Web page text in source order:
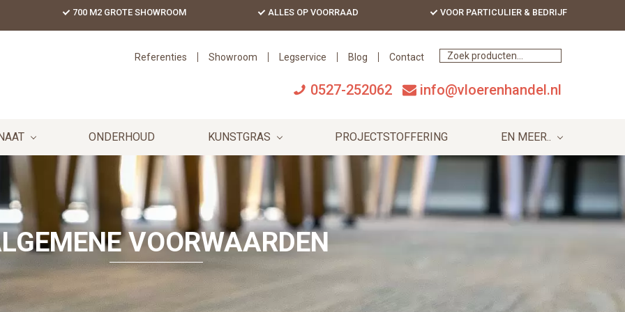
700 M2 GROTE SHOWROOM ALLES OP VOORRAAD VOOR PARTICULIER & BEDRIJF
Referenties Showroom Legservice Blog Contact
0527-252062 info@vloerenhandel.nl
ONDERHOUD KUNSTGRAS PROJECTSTOFFERING EN MEER..
VOORWAARDEN